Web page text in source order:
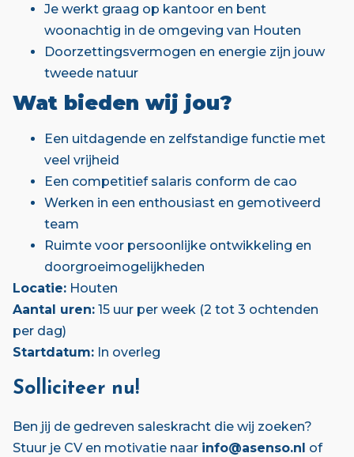
Je werkt graag op kantoor en bent
woonachtig in de omgeving van Houten
Doorzettingsvermogen en energie zijn jouw
tweede natuur
Wat bieden wij jou?
Een uitdagende en zelfstandige functie met
veel vrijheid
Een competitief salaris conform de cao
Werken in een enthousiast en gemotiveerd
team
Ruimte voor persoonlijke ontwikkeling en
doorgroeimogelijkheden
Locatie: Houten
Aantal uren: 15 uur per week (2 tot 3 ochtenden
per dag)
Startdatum: In overleg
Solliciteer nu!
Ben jij de gedreven saleskracht die wij zoeken?
Stuur je CV en motivatie naar info@asenso.nl of